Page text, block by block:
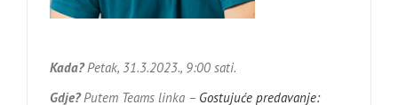
Kada?Petak, 31.3.2023., 9:00 sati.
Gdje?Putem Teams linka – Gostujuće predavanje: